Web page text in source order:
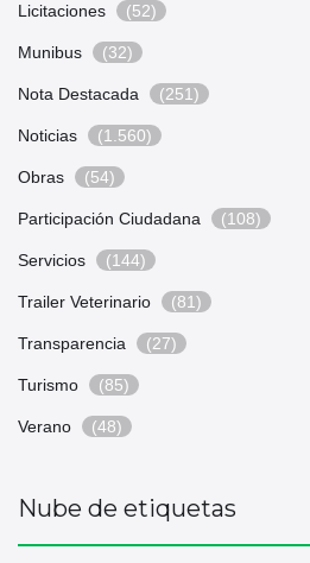
Licitaciones (52)
Munibus (32)
Nota Destacada (251)
Noticias (1.560)
Obras (54)
Participación Ciudadana (108)
Servicios (144)
Trailer Veterinario (81)
Transparencia (27)
Turismo (85)
Verano (48)
Nube de etiquetas